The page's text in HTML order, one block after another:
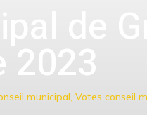
2023
municipal, Votes conseil